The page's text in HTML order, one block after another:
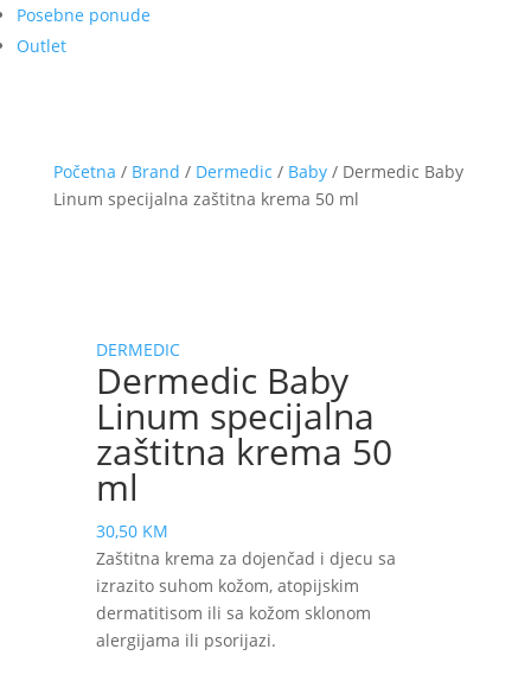
Posebne ponude
Outlet
Početna / Brand / Dermedic / Baby/ Dermedic Baby
Linum specijalna zaštitna krema 50 ml
DERMEDIC
Dermedic Baby
Linum specijalna
zaštitna krema 50
ml
30,50 KM
Zaštitna krema za dojenčad i djecu sa
izrazito suhom kožom, atopijskim
dermatitisom ili sa kožom sklonom
alergijama ili psorijazi.